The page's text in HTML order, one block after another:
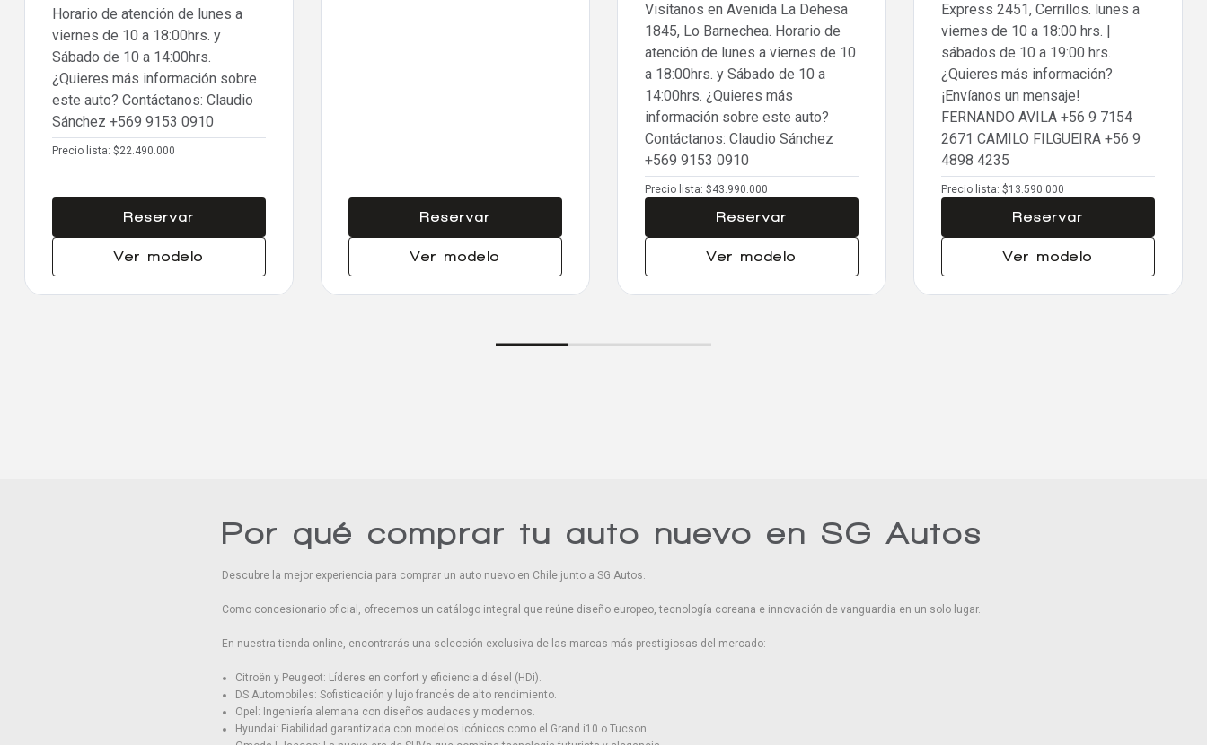
Horario de atención de lunes a
viernes de 10 a 18:00hrs. y
Sábado de 10 a 14:00hrs.
¿Quieres más información sobre
este auto? Contáctanos: Claudio
Sánchez +569 9153 0910
Precio lista: $22.490.000
Reservar
Ver modelo
Reservar
Ver modelo
Visítanos en Avenida La Dehesa
1845, Lo Barnechea. Horario de
atención de lunes a viernes de 10
a 18:00hrs. y Sábado de 10 a
14:00hrs. ¿Quieres más
información sobre este auto?
Contáctanos: Claudio Sánchez
+569 9153 0910
Precio lista: $43.990.000
Reservar
Ver modelo
Express 2451, Cerrillos. lunes a
viernes de 10 a 18:00 hrs. |
sábados de 10 a 19:00 hrs.
¿Quieres más información?
¡Envíanos un mensaje!
FERNANDO AVILA +56 9 7154
2671 CAMILO FILGUEIRA +56 9
4898 4235
Precio lista: $13.590.000
Reservar
Ver modelo
Por qué comprar tu auto nuevo en SG Autos
Descubre la mejor experiencia para comprar un auto nuevo en Chile junto a SG Autos.
Como concesionario oficial, ofrecemos un catálogo integral que reúne diseño europeo, tecnología coreana e innovación de vanguardia en un solo lugar.
En nuestra tienda online, encontrarás una selección exclusiva de las marcas más prestigiosas del mercado:
Citroën y Peugeot: Líderes en confort y eficiencia diésel (HDi).
DS Automobiles: Sofisticación y lujo francés de alto rendimiento.
Opel: Ingeniería alemana con diseños audaces y modernos.
Hyundai: Fiabilidad garantizada con modelos icónicos como el Grand i10 o Tucson.